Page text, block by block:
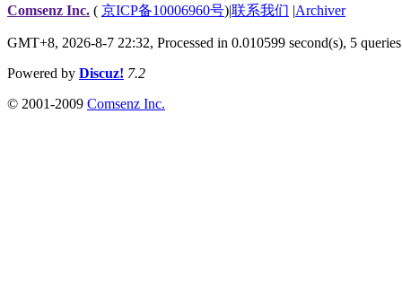
Comsenz Inc. ( 京ICP备10006960号)|联系我们 |Archiver
GMT+8, 2026-8-7 22:32, Processed in 0.010599 second(s), 5 queries
Powered by Discuz! 7.2
© 2001-2009 Comsenz Inc.